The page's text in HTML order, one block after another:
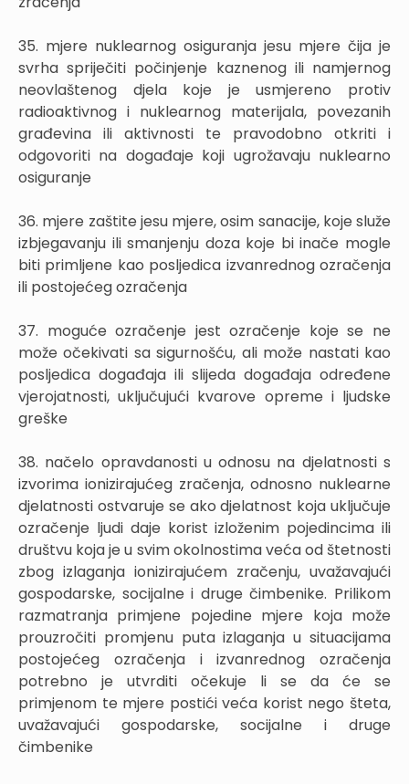
35. mjere nuklearnog osiguranja jesu mjere čija je
svrha spriječiti počinjenje kaznenog ili namjernog
neovlaštenog djela koje je usmjereno protiv
radioaktivnog i nuklearnog materijala, povezanih
građevina ili aktivnosti te pravodobno otkriti i
odgovoriti na događaje koji ugrožavaju nuklearno
osiguranje
36. mjere zaštite jesu mjere, osim sanacije, koje služe
izbjegavanju ili smanjenju doza koje bi inače mogle
biti primljene kao posljedica izvanrednog ozračenja
ili postojećeg ozračenja
37. moguće ozračenje jest ozračenje koje se ne
može očekivati sa sigurnošću, ali može nastati kao
posljedica događaja ili slijeda događaja određene
vjerojatnosti, uključujući kvarove opreme i ljudske
greške
38. načelo opravdanosti u odnosu na djelatnosti s
izvorima ionizirajućeg zračenja, odnosno nuklearne
djelatnosti ostvaruje se ako djelatnost koja uključuje
ozračenje ljudi daje korist izloženim pojedincima ili
društvu koja je u svim okolnostima veća od štetnosti
zbog izlaganja ionizirajućem zračenju, uvažavajući
gospodarske, socijalne i druge čimbenike. Prilikom
razmatranja primjene pojedine mjere koja može
prouzročiti promjenu puta izlaganja u situacijama
postojećeg ozračenja i izvanrednog ozračenja
potrebno je utvrditi očekuje li se da će se
primjenom te mjere postići veća korist nego šteta,
uvažavajući gospodarske, socijalne i druge
čimbenike